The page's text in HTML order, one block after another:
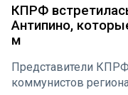
КПРФ
Антипино,
м
Представители
коммунистов